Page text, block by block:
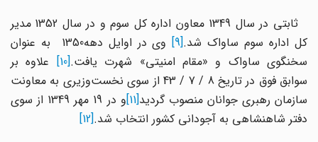
ثابتی در سال 1349 معاون اداره کل سوم و در سال 1352 مدیر
کل اداره سوم ساواک شد.[9]
وی در اوایل دهه1350 به عنوان
سخنگوی ساواک و «مقام امنیتی» شهرت یافت.[10] علاوه بر
سوابق فوق در تاریخ 8 / 7 / 43 از سوی نخست‌وزیری به معاونت
سازمان رهبری جوانان منصوب گردید[11]
و در 19 مهر 1349 از سوی
دفتر شاهنشاهی به آجودانی کشور انتخاب شد.[12]